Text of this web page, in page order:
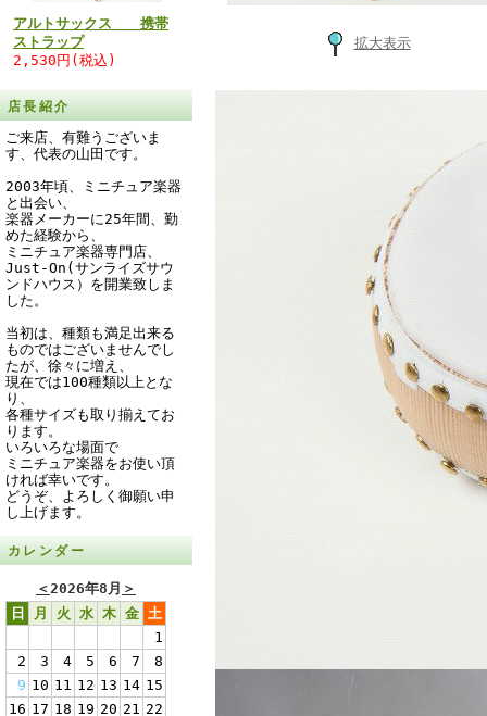
アルトサックス 携帯
ストラップ
2,530円(税込)
店長紹介
ご来店、有難うございま
す、代表の山田です。
2003年頃、ミニチュア楽器
と出会い、
楽器メーカーに25年間、勤
めた経験から、
ミニチュア楽器専門店、
Just-On(サンライズサウ
ンドハウス）を開業致しま
した。
当初は、種類も満足出来る
ものではございませんでし
たが、徐々に増え、
現在では100種類以上とな
り、
各種サイズも取り揃えてお
ります。
いろいろな場面で
ミニチュア楽器をお使い頂
ければ幸いです。
どうぞ、よろしく御願い申
し上げます。
カレンダー
＜2026年8月 ＞
日
月 火 水 木 金 土
1
2
3 4 5 6 7
8
9 10 11 12 13 14 15
16 17 18 19 20 21 22
拡大表示